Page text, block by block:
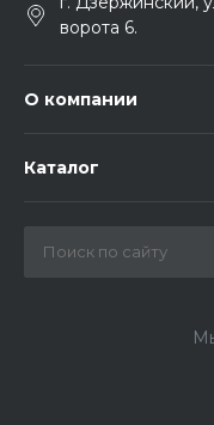
ворота 6.
О компании
Каталог